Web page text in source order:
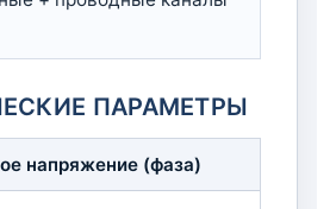
ПАРАМЕТРЫ
напряжение (фаза)